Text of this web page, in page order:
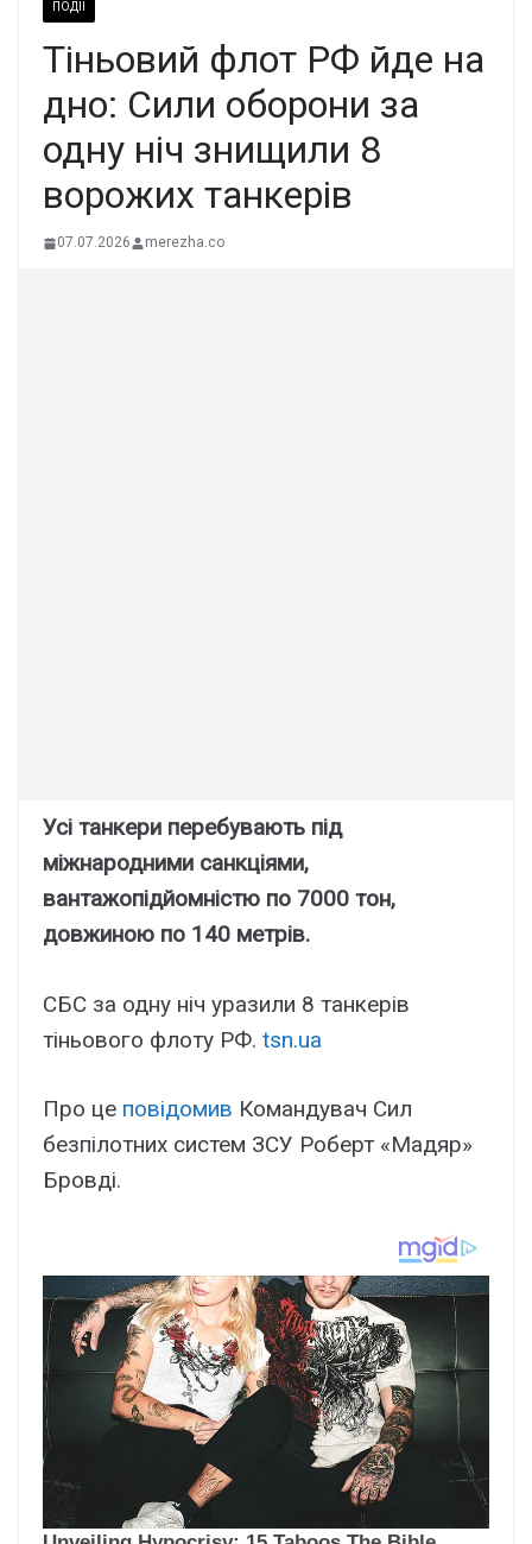
ПОДІЇ
Тіньовий флот РФ йде на
дно: Сили оборони за
одну ніч знищили 8
ворожих танкерів
07.07.2026 merezha.co
Усі танкери перебувають під
міжнародними санкціями,
вантажопідйомністю по 7000 тон,
довжиною по 140 метрів.
СБС за одну ніч уразили 8 танкерів
тіньового флоту РФ. tsn.ua
Про це повідомив Командувач Сил
безпілотних систем ЗСУ Роберт «Мадяр»
Бровді.